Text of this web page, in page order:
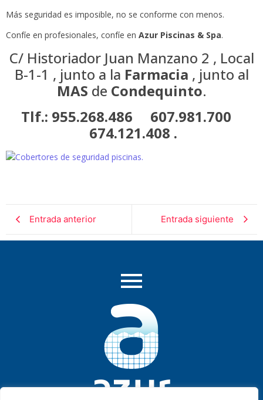
Más seguridad es imposible, no se conforme con menos.
Confíe en profesionales, confíe en Azur Piscinas & Spa.
C/ Historiador Juan Manzano 2 , Local
B-1-1 , junto a la Farmacia , junto al
MAS de Condequinto.
Tlf.: 955.268.486 607.981.700
674.121.408 .
Entrada anterior Entrada siguiente